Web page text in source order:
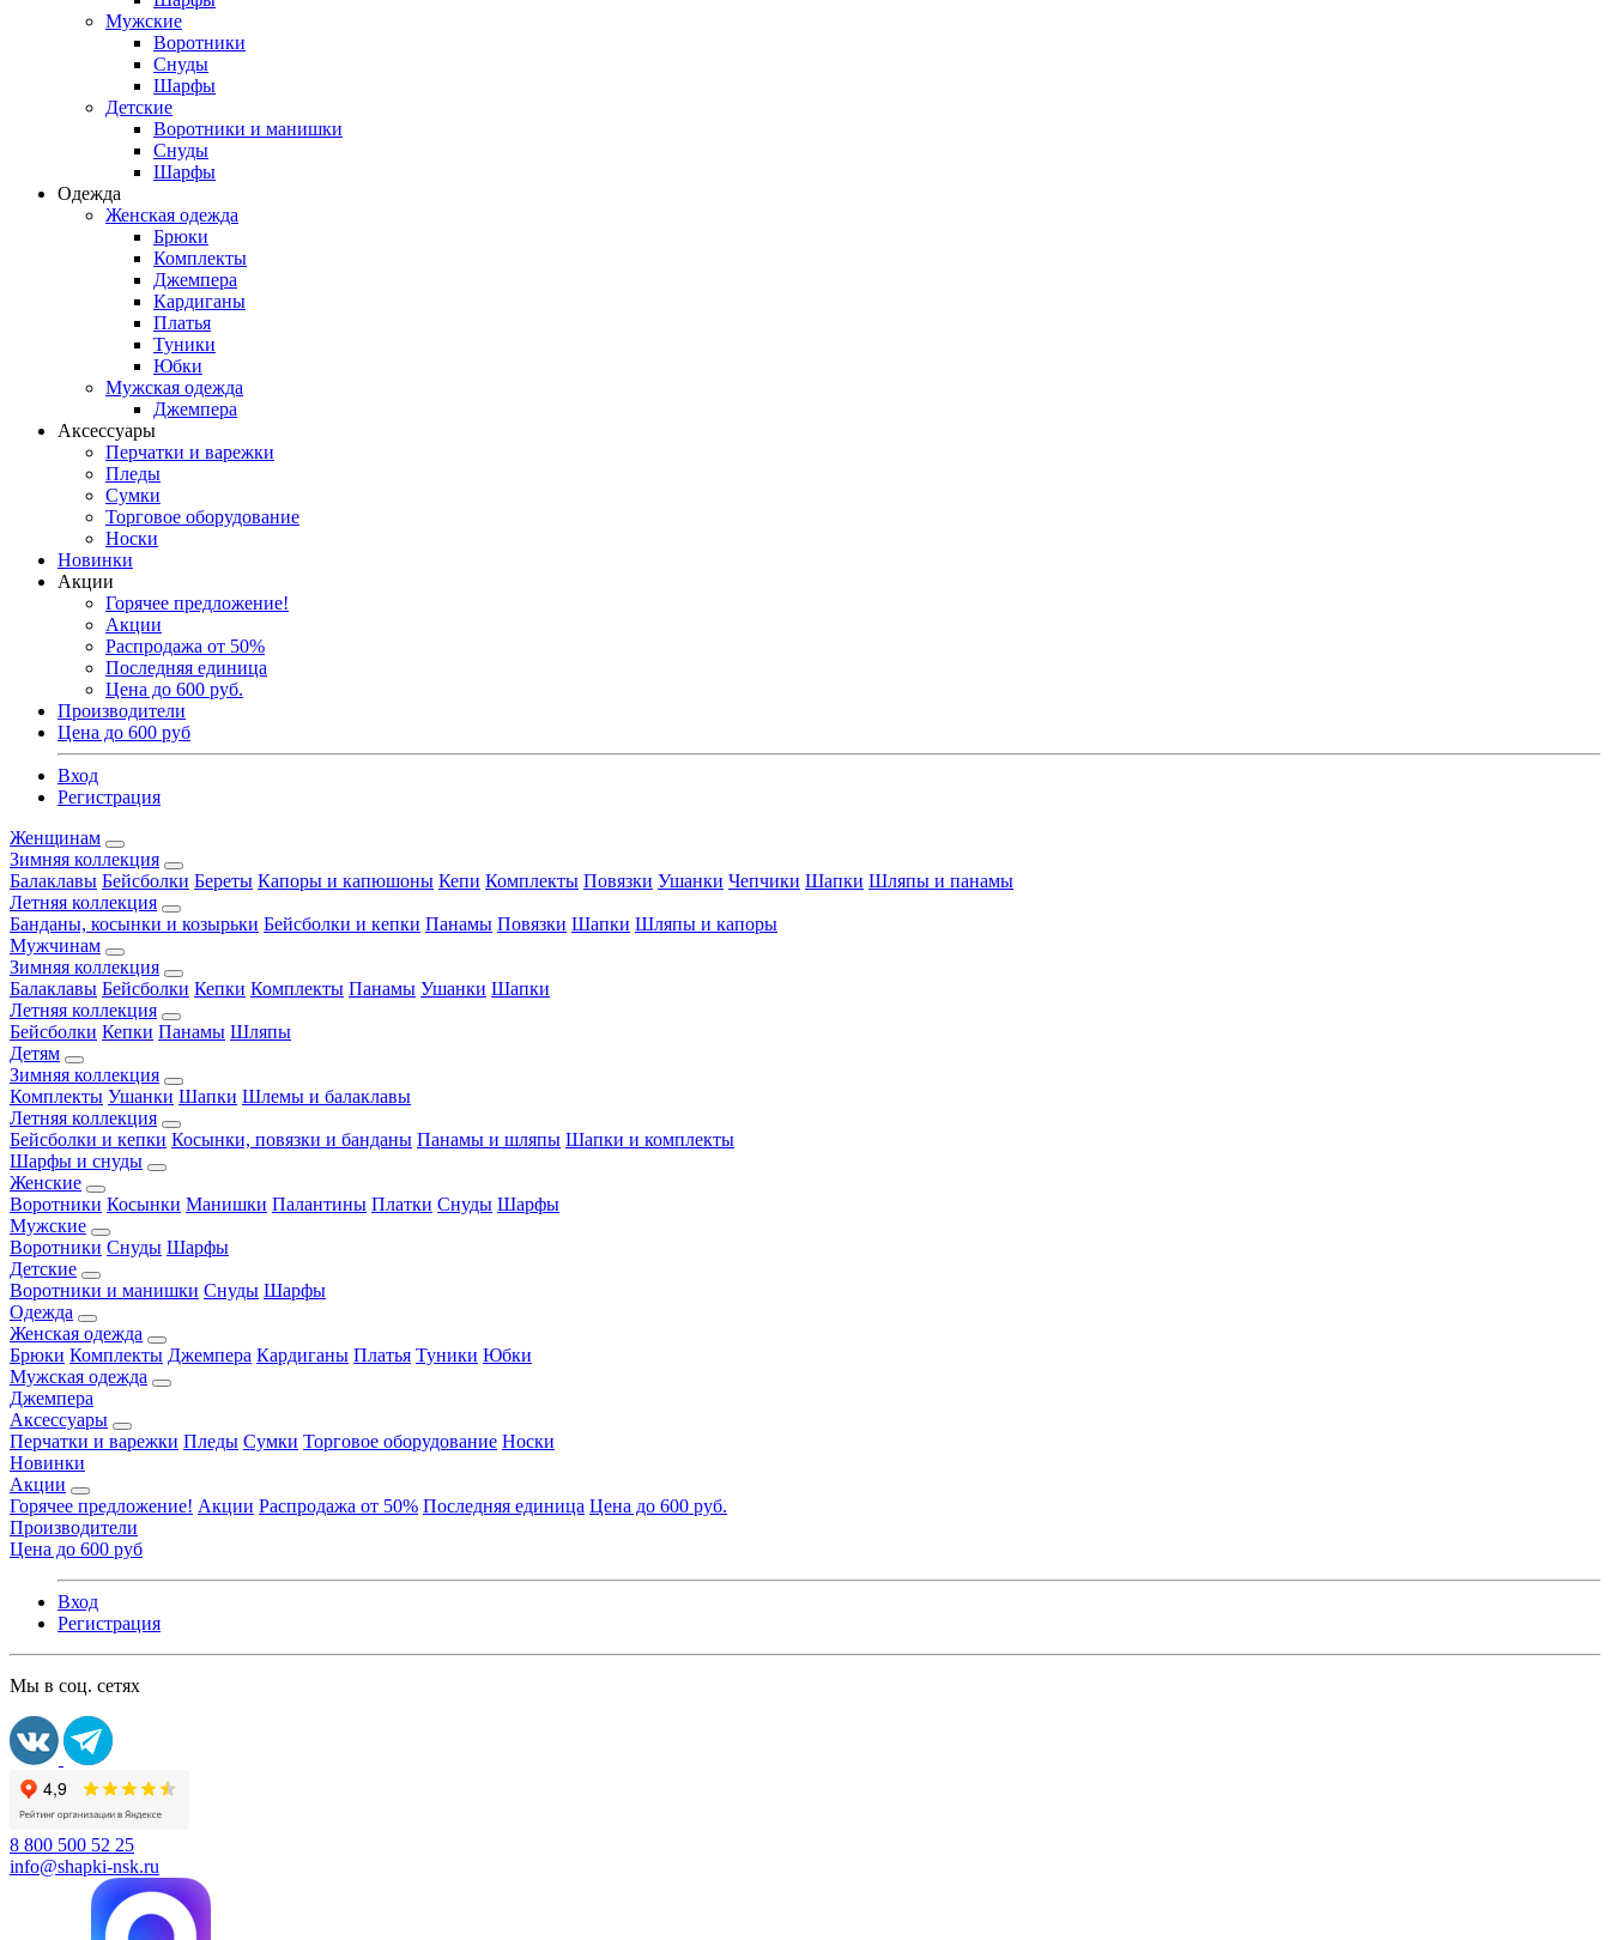
Мужские
Воротники
Снуды
Шарфы
Детские
Воротники и манишки
Снуды
Шарфы
Одежда
Женская одежда
Брюки
Комплекты
Джемпера
Кардиганы
Платья
Туники
Юбки
Мужская одежда
Джемпера
Аксессуары
Перчатки и варежки
Пледы
Сумки
Торговое оборудование
Носки
Новинки
Акции
Горячее предложение!
Акции
Распродажа от 50%
Последняя единица
Цена до 600 руб.
Производители
Цена до 600 руб
Вход
Регистрация
Женщинам
Зимняя коллекция
Балаклавы Бейсболки Береты Капоры и капюшоны Кепи Комплекты Повязки Ушанки Чепчики Шапки Шляпы и панамы
Летняя коллекция
Банданы, косынки и козырьки Бейсболки и кепки Панамы Повязки Шапки Шляпы и капоры
Мужчинам
Зимняя коллекция
Балаклавы Бейсболки Кепки Комплекты Панамы Ушанки Шапки
Летняя коллекция
Бейсболки Кепки Панамы Шляпы
Детям
Зимняя коллекция
Комплекты Ушанки Шапки Шлемы и балаклавы
Летняя коллекция
Бейсболки и кепки Косынки, повязки и банданы Панамы и шляпы Шапки и комплекты
Шарфы и снуды
Женские
Воротники Косынки Манишки Палантины Платки Снуды Шарфы
Мужские
Воротники Снуды Шарфы
Детские
Воротники и манишки Снуды Шарфы
Одежда
Женская одежда
Брюки Комплекты Джемпера Кардиганы Платья Туники Юбки
Мужская одежда
Джемпера
Аксессуары
Перчатки и варежки Пледы Сумки Торговое оборудование Носки
Новинки
Акции
Горячее предложение! Акции Распродажа от 50% Последняя единица Цена до 600 руб.
Производители
Цена до 600 руб
Вход
Регистрация
Мы в соц. сетях
8 800 500 52 25
info@shapki-nsk.ru